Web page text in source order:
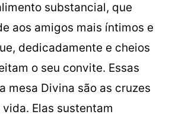
substancial, que
aos amigos mais íntimos e
dedicadamente e cheios
o seu convite. Essas
mesa Divina são as cruzes
Elas sustentam